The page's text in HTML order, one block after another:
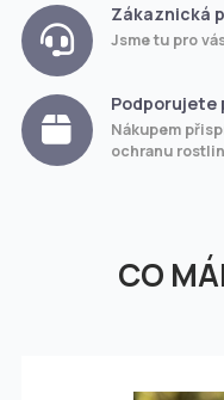
Zákaznická
Jsme tu pro
Podporujete
Nákupem
ochranu
CO